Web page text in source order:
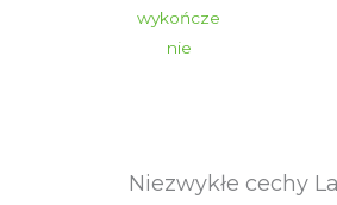
wykończe
nie
Niezwykłe cechy